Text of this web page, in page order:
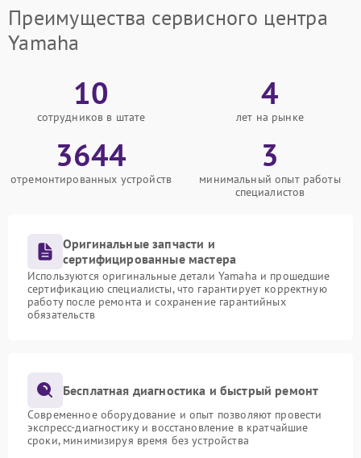
Преимущества сервисного центра
Yamaha
10
сотрудников в штате
4
лет на рынке
3644
отремонтированных устройств
3
минимальный опыт работы
специалистов
Оригинальные запчасти и
сертифицированные мастера
Используются оригинальные детали Yamaha и прошедшие
сертификацию специалисты, что гарантирует корректную
работу после ремонта и сохранение гарантийных
обязательств
Бесплатная диагностика и быстрый ремонт
Современное оборудование и опыт позволяют провести
экспресс-диагностику и восстановление в кратчайшие
сроки, минимизируя время без устройства